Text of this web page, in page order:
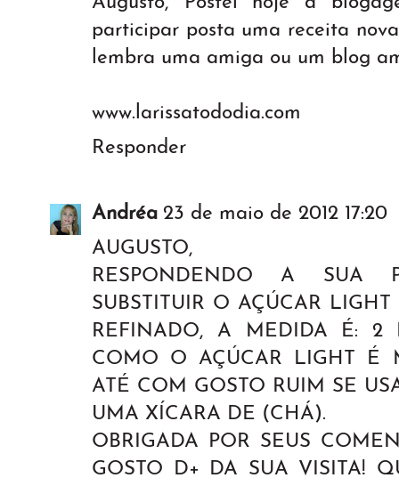
participar posta uma receita
lembra uma amiga ou um blog
www.larissatododia.com
Responder
Andréa 23 de maio de 2012 17:20
AUGUSTO,
RESPONDENDO A SUA
SUBSTITUIR O AÇÚCAR
REFINADO, A MEDIDA É: 2
COMO O AÇÚCAR LIGHT É
ATÉ COM GOSTO RUIM SE
UMA XÍCARA DE (CHÁ).
OBRIGADA POR SEUS
GOSTO D+ DA SUA VISITA!